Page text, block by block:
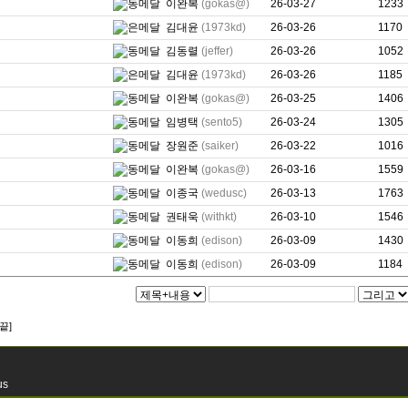
이완복 (gokas@) 26-03-27
1233
김대윤 (1973kd) 26-03-26
1170
김동렬 (jeffer) 26-03-26
1052
김대윤 (1973kd) 26-03-26
1185
이완복 (gokas@) 26-03-25
1406
임병택 (sento5) 26-03-24
1305
장원준 (saiker) 26-03-22
1016
이완복 (gokas@) 26-03-16
1559
이종국 (wedusc) 26-03-13
1763
권태욱 (withkt) 26-03-10
1546
이동희 (edison) 26-03-09
1430
이동희 (edison) 26-03-09 1184
]